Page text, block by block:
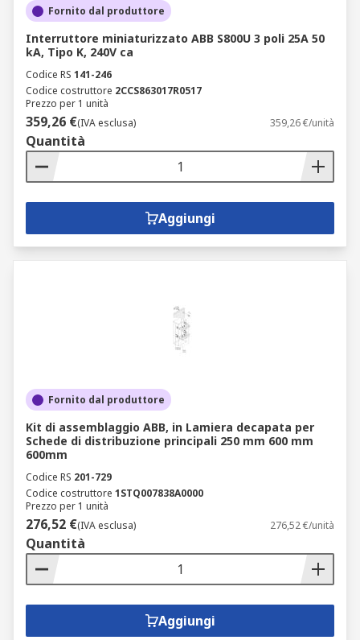
Fornito dal produttore
Interruttore miniaturizzato ABB S800U 3 poli 25A 50
kA, Tipo K, 240V ca
Codice RS 141-246
Codice costruttore 2CCS863017R0517
Prezzo per 1 unità
359,26 €(IVA esclusa) 359,26 €/unità
Quantità
Aggiungi
Fornito dal produttore
Kit di assemblaggio ABB, in Lamiera decapata per
Schede di distribuzione principali 250 mm 600 mm
600mm
Codice RS 201-729
Codice costruttore 1STQ007838A0000
Prezzo per 1 unità
276,52 €(IVA esclusa) 276,52 €/unità
Quantità
Aggiungi